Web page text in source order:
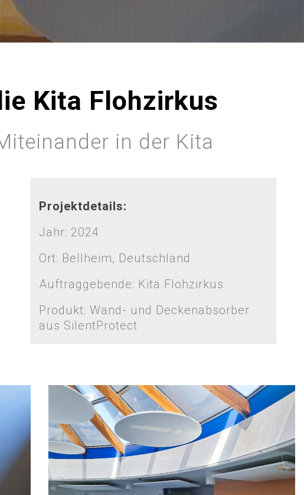
Kita Flohzirkus
in der Kita
Projektdetails:
Jahr: 2024
Ort: Bellheim, Deutschland
Auftraggebende: Kita Flohzirkus
Produkt: Wand- und Deckenabsorber
aus SilentProtect